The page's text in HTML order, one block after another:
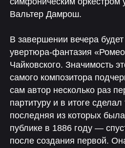
Вальтер Дамрош.
В завершении вечера
увертюра-фантазия
Чайковского. Значимость
самого композитора
сам автор несколько раз
партитуру и в итоге
последняя из которых
публике в 1886 году —
после создания первой.